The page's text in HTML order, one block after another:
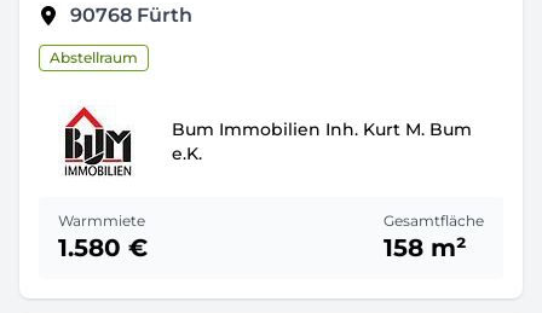
90768 Fürth
Abstellraum
Bum Immobilien Inh. Kurt M. Bum
e.K.
Warmmiete
1.580 €
Gesamtfläche
158 m²